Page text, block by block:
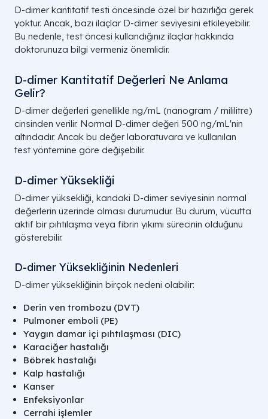
D-dimer kantitatif testi öncesinde özel bir hazırlığa gerek
yoktur. Ancak, bazı ilaçlar D-dimer seviyesini etkileyebilir.
Bu nedenle, test öncesi kullandığınız ilaçlar hakkında
doktorunuza bilgi vermeniz önemlidir.
D-dimer Kantitatif Değerleri Ne Anlama
Gelir?
D-dimer değerleri genellikle ng/mL (nanogram / mililitre)
cinsinden verilir. Normal D-dimer değeri 500 ng/mL'nin
altındadır. Ancak bu değer laboratuvara ve kullanılan
test yöntemine göre değişebilir.
D-dimer Yüksekliği
D-dimer yüksekliği, kandaki D-dimer seviyesinin normal
değerlerin üzerinde olması durumudur. Bu durum, vücutta
aktif bir pıhtılaşma veya fibrin yıkımı sürecinin olduğunu
gösterebilir.
D-dimer Yüksekliğinin Nedenleri
D-dimer yüksekliğinin birçok nedeni olabilir:
Derin ven trombozu (DVT)
Pulmoner emboli (PE)
Yaygın damar içi pıhtılaşması (DIC)
Karaciğer hastalığı
Böbrek hastalığı
Kalp hastalığı
Kanser
Enfeksiyonlar
Cerrahi işlemler